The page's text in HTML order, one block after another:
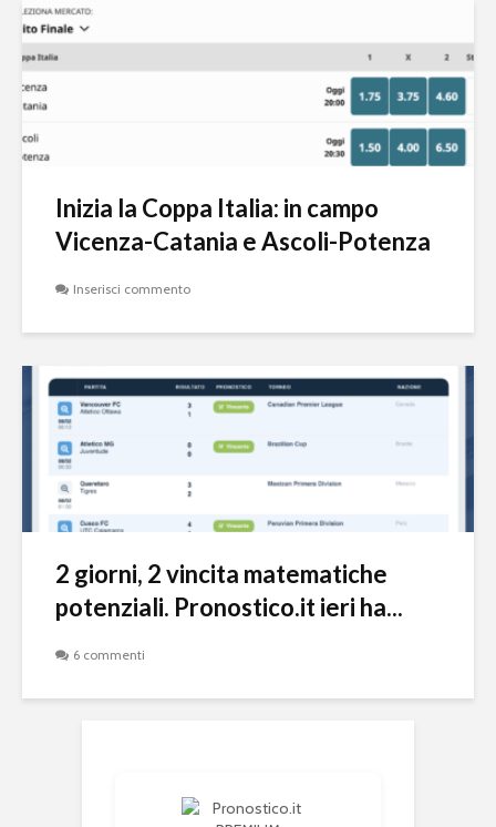
Inizia la Coppa Italia: in campo
Vicenza-Catania e Ascoli-Potenza
Inserisci commento
2 giorni, 2 vincita matematiche
potenziali. Pronostico.it ieri ha...
6 commenti